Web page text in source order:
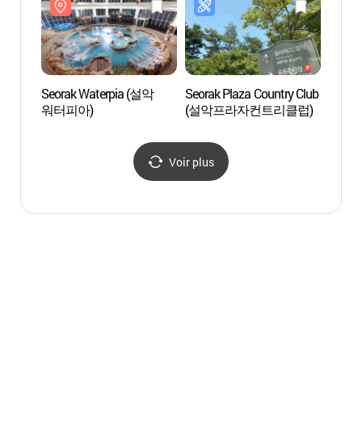
Seorak Waterpia (설악
워터피아)
Seorak Plaza Country Club
(설악프라자컨트리클럽)
Voir plus